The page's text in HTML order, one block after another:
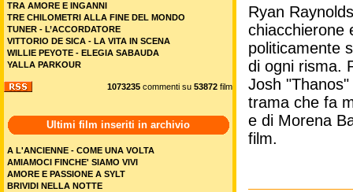
Ryan
chiacchierone
politicamente
di ogni risma.
Josh
trama che fa
e di Morena
film.
TRA AMORE E INGANNI
TRE CHILOMETRI ALLA FINE DEL MONDO
TUNER - L’ACCORDATORE
VITTORIO DE SICA - LA VITA IN SCENA
WILLIE PEYOTE - ELEGIA SABAUDA
YALLA PARKOUR
1073235 commenti su 53872 film
Ultimi film inseriti in archivio
A L'ANCIENNE - COME UNA VOLTA
AMIAMOCI FINCHE' SIAMO VIVI
AMORE E PASSIONE A SYLT
BRIVIDI NELLA NOTTE